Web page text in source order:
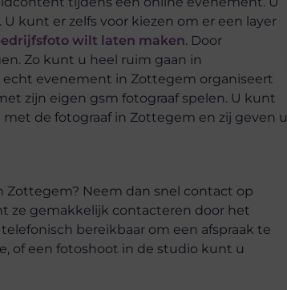
kunt er zelfs voor kiezen om er een layer
wilt laten maken. Door
Zo kunt u heel ruim gaan in
echt evenement in Zottegem organiseert
zijn eigen gsm fotograaf spelen. U kunt
de fotograaf in Zottegem en zij geven u
Neem dan snel contact op
ze gemakkelijk contacteren door het
bereikbaar om een afspraak te
of een fotoshoot in de studio kunt u